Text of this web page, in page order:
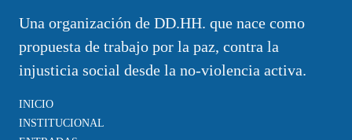
Una organización de DD.HH. que nace como
propuesta de trabajo por la paz, contra la
injusticia social desde la no-violencia activa.
INICIO
INSTITUCIONAL